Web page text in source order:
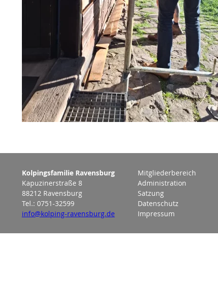
Kolpingsfamilie Ravensburg
Kapuzinerstraße 8
88212 Ravensburg
Tel.: 0751-32599
info@kolping-ravensburg.de
Mitgliederbereich
Administration
Satzung
Datenschutz
Impressum